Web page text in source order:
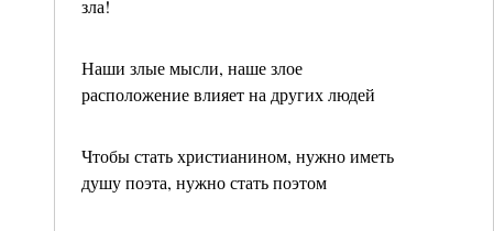
зла!
Наши злые мысли, наше злое
расположение влияет на других людей
Чтобы стать христианином, нужно иметь
душу поэта, нужно стать поэтом